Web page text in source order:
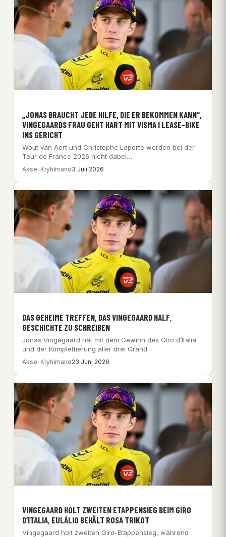
„JONAS BRAUCHT JEDE HILFE, DIE ER BEKOMMEN KANN“,
VINGEGAARDS FRAU GEHT HART MIT VISMA I LEASE-BIKE
INS GERICHT
Wout van Aert und Christophe Laporte werden bei der
Tour de France 2026 nicht dabei…
Aksel Kryhlmand3 Juli 2026
DAS GEHEIME TREFFEN, DAS VINGEGAARD HALF,
GESCHICHTE ZU SCHREIBEN
Jonas Vingegaard hat mit dem Gewinn des Giro d’Italia
und der Komplettierung aller drei Grand…
Aksel Kryhlmand23 Juni 2026
VINGEGAARD HOLT ZWEITEN ETAPPENSIEG BEIM GIRO
D’ITALIA, EULÁLIO BEHÄLT ROSA TRIKOT
Vingegaard holt zweiten Giro-Etappensieg, während